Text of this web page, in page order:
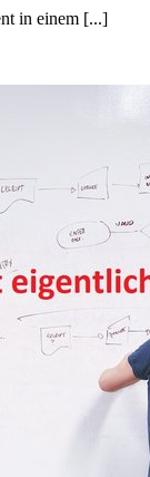
in einem [...]